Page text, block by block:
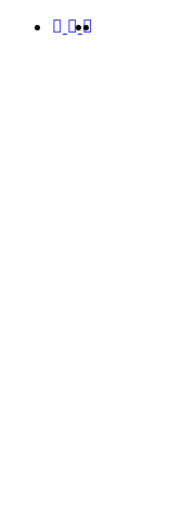
facebook
linkedin
instagram